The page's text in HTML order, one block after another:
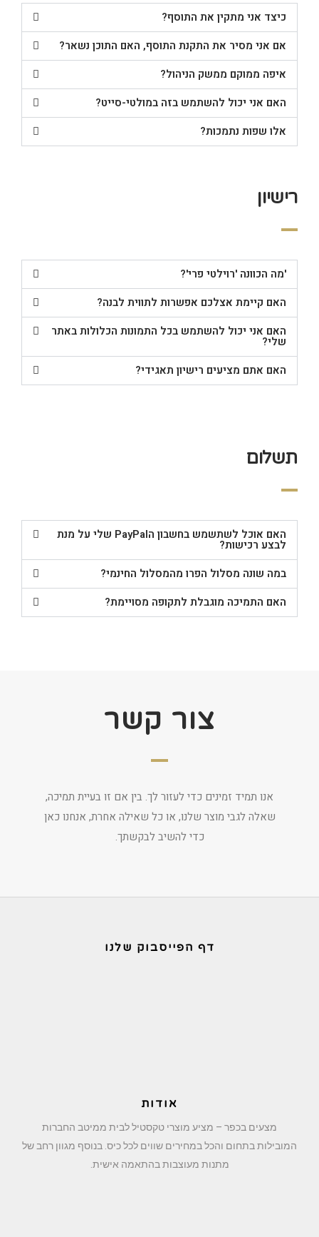
כיצד אני מתקין את התוסף?
אם אני מסיר את התקנת התוסף, האם התוכן נשאר?
איפה ממוקם ממשק הניהול?
האם אני יכול להשתמש בזה במולטי-סייט?
אלו שפות נתמכות?
רישיון
'מה הכוונה 'רוילטי פרי'?
האם קיימת אצלכם אפשרות לתווית לבנה?
האם אני יכול להשתמש בכל התמונות הכלולות באתר
שלי?
האם אתם מציעים רישיון תאגידי?
תשלום
האם אוכל לשתשמש בחשבון הPayPal שלי על מנת
לבצע רכישות?
במה שונה מסלול הפרו מהמסלול החינמי?
האם התמיכה מוגבלת לתקופה מסויימת?
צור קשר
אנו תמיד זמינים כדי לעזור לך. בין אם זו בעיית תמיכה,
שאלה לגבי מוצר שלנו, או כל שאילה אחרת, אנחנו כאן
כדי להשיב לבקשתך.
דף הפייסבוק שלנו
אודות
מצעים בכפר – מציע מוצרי טקסטיל לבית ממיטב החברות
המובילות בתחום והכל במחירים שווים לכל כיס. בנוסף מגוון רחב של
מתנות מעוצבות בהתאמה אישית.